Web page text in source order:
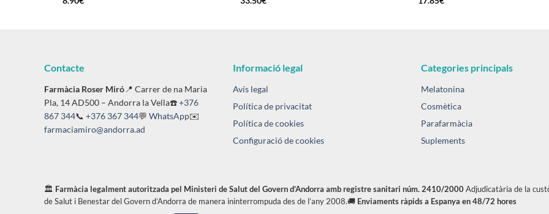
Contacte
Farmàcia Roser Miró📍 Carrer de na Maria
Pla, 14 AD500 – Andorra la Vella☎️+376
867 344📞 +376 367 344💬 WhatsApp✉️
farmaciamiro@andorra.ad
Informació legal
Avís legal
Política de privacitat
Política de cookies
Configuració de cookies
Categories principals
Melatonina
Cosmètica
Parafarmàcia
Suplements
🏛️ Farmàcia legalment autoritzada pel Ministeri de Salut del Govern d’Andorra amb registre sanitari núm. 2410/2000Adjudicatària de la
de Salut i Benestar del Govern d’Andorra de manera ininterrompuda des de l’any 2008.🚚 Enviaments ràpids a Espanya en 48/72 hores